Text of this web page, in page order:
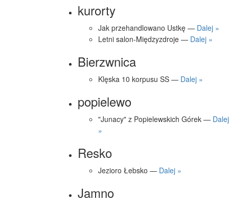
kurorty
Jak przehandlowano Ustkę — Dalej »
Letni salon-Międzyzdroje — Dalej »
Bierzwnica
Klęska 10 korpusu SS — Dalej »
popielewo
"Junacy" z Popielewskich Górek — Dalej
»
Resko
Jezioro Łebsko — Dalej »
Jamno